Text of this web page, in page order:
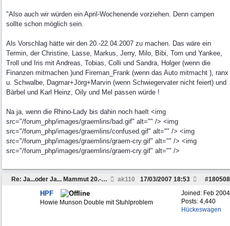
"Also auch wir würden ein April-Wochenende vorziehen. Denn campen
sollte schon möglich sein.
Als Vorschlag hätte wir den 20.-22.04.2007 zu machen. Das wäre ein
Termin, der Christine, Lasse, Markus, Jerry, Milo, Bibi, Tom und Yankee,
Troll und Iris mit Andreas, Tobias, Colli und Sandra, Holger (wenn die
Finanzen mitmachen )und Fireman_Frank (wenn das Auto mitmacht ), ranx
u. Schwalbe, Dagmar+Jörg+Marvin (wenn Schwiegervater nicht feiert) und
Bärbel und Karl Heinz, Oily und Mel passen würde !
Na ja, wenn die Rhino-Lady bis dahin noch haelt <img
src="/forum_php/images/graemlins/bad.gif" alt="" /> <img
src="/forum_php/images/graemlins/confused.gif" alt="" /> <img
src="/forum_php/images/graemlins/graem-cry.gif" alt="" /> <img
src="/forum_php/images/graemlins/graem-cry.gif" alt="" />
Re: Ja...oder Ja... Mammut 20.-22.04 ak110 #180508
17/03/2007 18:53
Joined: Feb 2004
Posts: 4,440
Hückeswagen
HPF
Howie Munson Double mit Stuhlproblem